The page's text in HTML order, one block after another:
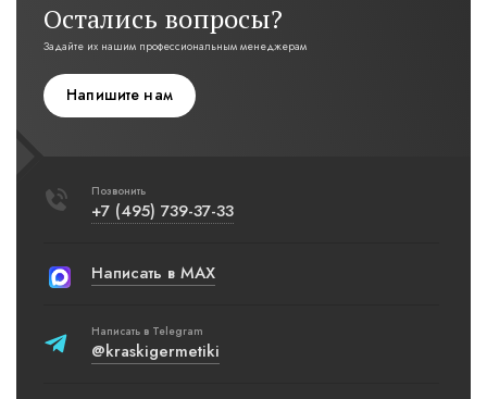
Остались вопросы?
Задайте их нашим профессиональным менеджерам
Напишите нам
Позвонить
+7 (495) 739-37-33
Написать в MAX
Написать в Telegram
@kraskigermetiki